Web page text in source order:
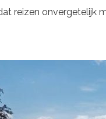
reizen onvergetelijk